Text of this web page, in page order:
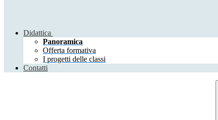
Didattica
Panoramica
Offerta formativa
I progetti delle classi
Contatti